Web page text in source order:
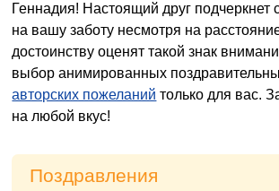
Геннадия! Настоящий друг подчеркнет
на вашу заботу несмотря на
достоинству оценят такой знак
выбор анимированных
авторских пожеланий только для вас.
на любой вкус!
Поздравления